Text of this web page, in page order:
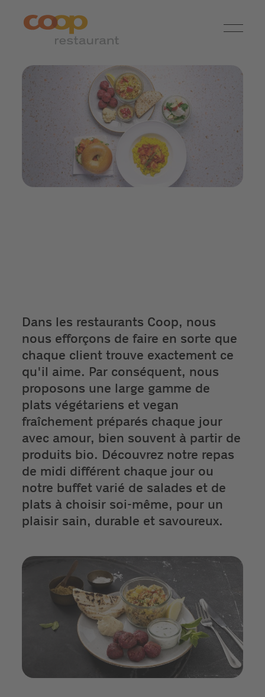
Dans les restaurants Coop, nous
nous efforçons de faire en sorte que
chaque client trouve exactement ce
qu'il aime. Par conséquent, nous
proposons une large gamme de
plats végétariens et vegan
fraîchement préparés chaque jour
avec amour, bien souvent à partir de
produits bio. Découvrez notre repas
de midi différent chaque jour ou
notre buffet varié de salades et de
plats à choisir soi-même, pour un
plaisir sain, durable et savoureux.